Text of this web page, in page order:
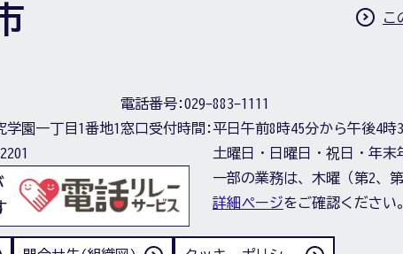
こ
学園一丁目1番地1
電話番号:029-883-1111
窓口受付時間:平日午前8時45分から午後4時
土曜日・日曜日・祝日・年末
一部の業務は、木曜（第2、
詳細ページをご確認ください。